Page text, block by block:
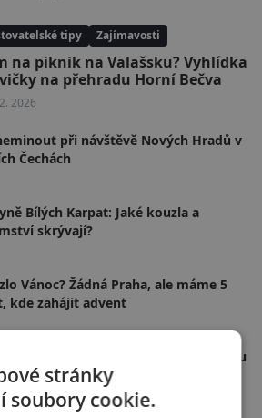
tipy Zajímavosti
na piknik na Valašsku? Vyhlídka
na přehradu Horní Bečva
2026
při návštěvě Nových Hradů v
Čechách
Bílých Karpat: Jaké kouzla a
skrývají?
Vánoc? Žádná Praha, ale máme 5
kde zahájit advent
deprese? Konec! 5 destinací s dobrou
a 20+ °Cstránky
soubory cookie.